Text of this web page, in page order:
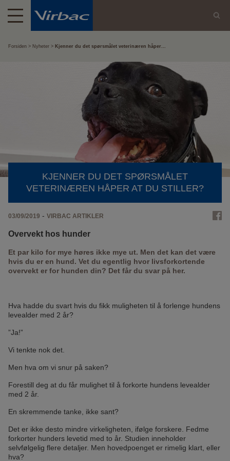
Forsiden Nyheter Kjenner du det spørsmålet veterinæren håper...
KJENNER DU DET SPØRSMÅLET
VETERINÆREN HÅPER AT DU STILLER?
03/09/2019 - VIRBAC ARTIKLER
Overvekt hos hunder
Et par kilo for mye høres ikke mye ut. Men det kan det være
hvis du er en hund. Vet du egentlig hvor livsforkortende
overvekt er for hunden din? Det får du svar på her.
Hva hadde du svart hvis du fikk muligheten til å forlenge hundens
levealder med 2 år?
”Ja!”
Vi tenkte nok det.
Men hva om vi snur på saken?
Forestill deg at du får mulighet til å forkorte hundens levealder
med 2 år.
En skremmende tanke, ikke sant?
Det er ikke desto mindre virkeligheten, ifølge forskere. Fedme
forkorter hunders levetid med to år. Studien inneholder
selvfølgelig flere detaljer. Men hovedpoenget er rimelig klart, eller
hva?